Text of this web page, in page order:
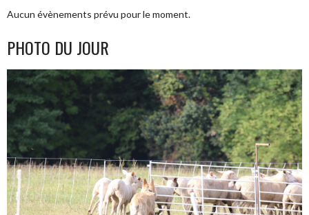
Aucun évènements prévu pour le moment.
PHOTO DU JOUR